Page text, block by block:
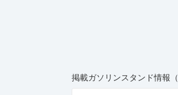
掲載ガソリンスタンド情報